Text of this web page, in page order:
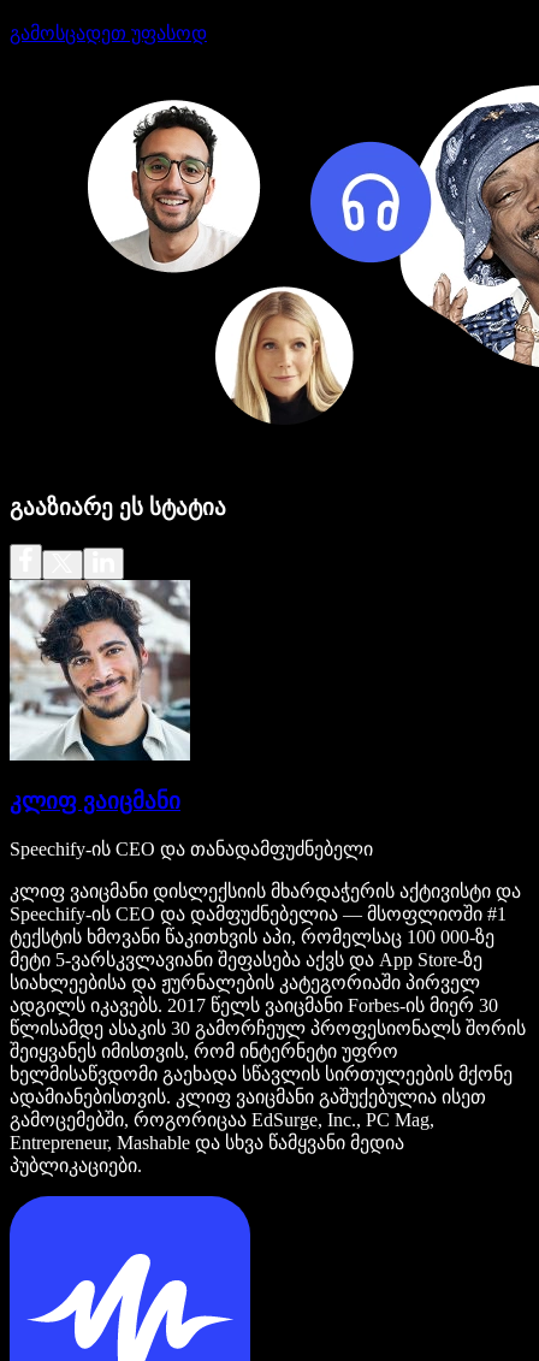
გამოსცადეთ უფასოდ
გააზიარე ეს სტატია
კლიფ ვაიცმანი
Speechify-ის CEO და თანადამფუძნებელი
კლიფ ვაიცმანი დისლექსიის მხარდაჭერის აქტივისტი და
Speechify-ის CEO და დამფუძნებელია — მსოფლიოში #1
ტექსტის ხმოვანი წაკითხვის აპი, რომელსაც 100 000-ზე
მეტი 5-ვარსკვლავიანი შეფასება აქვს და App Store-ზე
სიახლეებისა და ჟურნალების კატეგორიაში პირველ
ადგილს იკავებს. 2017 წელს ვაიცმანი Forbes-ის მიერ 30
წლისამდე ასაკის 30 გამორჩეულ პროფესიონალს შორის
შეიყვანეს იმისთვის, რომ ინტერნეტი უფრო
ხელმისაწვდომი გაეხადა სწავლის სირთულეების მქონე
ადამიანებისთვის. კლიფ ვაიცმანი გაშუქებულია ისეთ
გამოცემებში, როგორიცაა EdSurge, Inc., PC Mag,
Entrepreneur, Mashable და სხვა წამყვანი მედია
პუბლიკაციები.